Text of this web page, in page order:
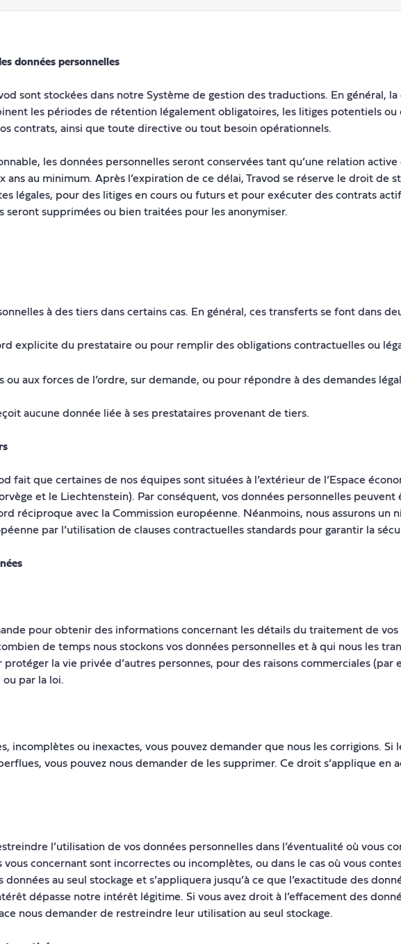
données personnelles
sont stockées dans notre Système de gestion des traductions. En général,
les périodes de rétention légalement obligatoires, les litiges potentiels ou
contrats, ainsi que toute directive ou tout besoin opérationnels.
les données personnelles seront conservées tant qu’une relation
ans au minimum. Après l’expiration de ce délai, Travod se réserve le droit de
légales, pour des litiges en cours ou futurs et pour exécuter des contrats
seront supprimées ou bien traitées pour les anonymiser.
à des tiers dans certains cas. En général, ces transferts se font dans
explicite du prestataire ou pour remplir des obligations contractuelles ou
aux forces de l’ordre, sur demande, ou pour répondre à des demandes
aucune donnée liée à ses prestataires provenant de tiers.
fait que certaines de nos équipes sont situées à l’extérieur de l’Espace
et le Liechtenstein). Par conséquent, vos données personnelles
réciproque avec la Commission européenne. Néanmoins, nous assurons un
par l’utilisation de clauses contractuelles standards pour garantir la
pour obtenir des informations concernant les détails du traitement de
de temps nous stockons vos données personnelles et à qui nous les
la vie privée d’autres personnes, pour des raisons commerciales
par la loi.
incomplètes ou inexactes, vous pouvez demander que nous les corrigions. Si
vous pouvez nous demander de les supprimer. Ce droit s’applique en
l’utilisation de vos données personnelles dans l’éventualité où vous
concernant sont incorrectes ou incomplètes, ou dans le cas où vous
au seul stockage et s’appliquera jusqu’à ce que l’exactitude des
dépasse notre intérêt légitime. Si vous avez droit à l’effacement des
nous demander de restreindre leur utilisation au seul stockage.